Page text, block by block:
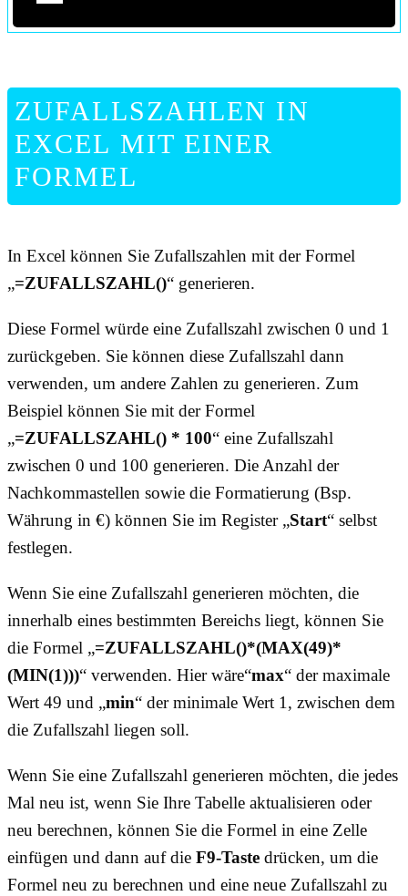
ZUFALLSZAHLEN IN
EXCEL MIT EINER
FORMEL
In Excel können Sie Zufallszahlen mit der Formel
„=ZUFALLSZAHL()“ generieren.
Diese Formel würde eine Zufallszahl zwischen 0 und 1
zurückgeben. Sie können diese Zufallszahl dann
verwenden, um andere Zahlen zu generieren. Zum
Beispiel können Sie mit der Formel
„=ZUFALLSZAHL() * 100“ eine Zufallszahl
zwischen 0 und 100 generieren. Die Anzahl der
Nachkommastellen sowie die Formatierung (Bsp.
Währung in €) können Sie im Register „Start“ selbst
festlegen.
Wenn Sie eine Zufallszahl generieren möchten, die
innerhalb eines bestimmten Bereichs liegt, können Sie
die Formel „=ZUFALLSZAHL()*(MAX(49)*
(MIN(1)))“ verwenden. Hier wäre“max“ der maximale
Wert 49 und „min“ der minimale Wert 1, zwischen dem
die Zufallszahl liegen soll.
Wenn Sie eine Zufallszahl generieren möchten, die jedes
Mal neu ist, wenn Sie Ihre Tabelle aktualisieren oder
neu berechnen, können Sie die Formel in eine Zelle
einfügen und dann auf die F9-Taste drücken, um die
Formel neu zu berechnen und eine neue Zufallszahl zu